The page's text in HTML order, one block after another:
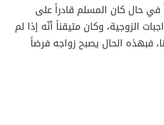
في حال كان المسلم قادراً على
الزوجية، وكان متيقناً أنّه إذا لم
فبهذه الحال يصبح زواجه فرضاً